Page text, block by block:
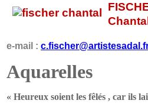
Chantal
e-mail :
Aquarelles
« Heureux soient les fêlés , car ils